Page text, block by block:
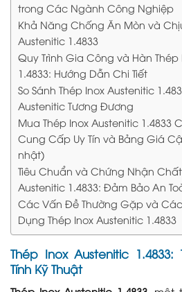
trong Các Ngành Công Nghiệp
Khả Năng Chống Ăn Mòn và
Austenitic 1.4833
Quy Trình Gia Công và Hàn Thép
1.4833: Hướng Dẫn Chi Tiết
So Sánh Thép Inox Austenitic
Austenitic Tương Đương
Mua Thép Inox Austenitic 1.4833
Cung Cấp Uy Tín và Bảng Giá
nhật)
Tiêu Chuẩn và Chứng Nhận
Austenitic 1.4833: Đảm Bảo An
Các Vấn Đề Thường Gặp và
Dụng Thép Inox Austenitic 1.4833
Thép Inox Austenitic
Tính Kỹ Thuật